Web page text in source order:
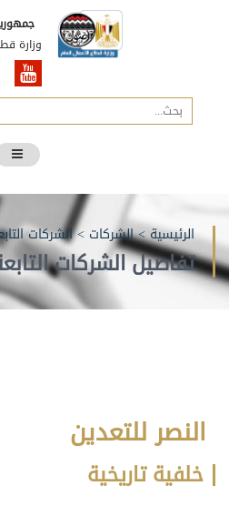
وزارة
الرئيسية>الشركات >الشركات
تفاصيل الشركات
النصر للتعدين
خلفية تاريخية